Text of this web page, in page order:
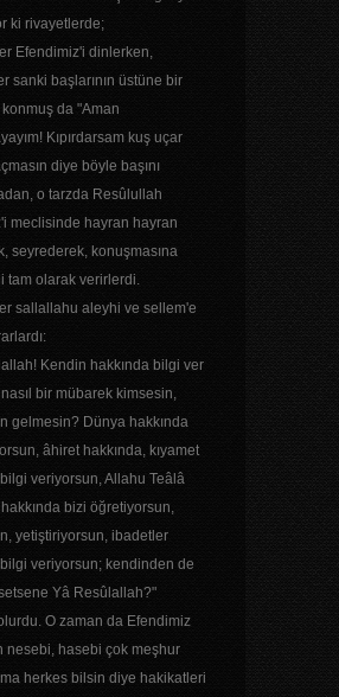
ki rivayetlerde;
Efendimiz'i dinlerken,
sanki başlarının üstüne bir
da "Aman
Kıpırdarsam kuş uçar
diye böyle başını
o tarzda Resûlullah
meclisinde hayran hayran
seyrederek, konuşmasına
tam olarak verirlerdi.
sallallahu aleyhi ve sellem'e
Kendin hakkında bilgi ver
bir mübarek kimsesin,
gelmesin? Dünya hakkında
âhiret hakkında, kıyamet
bilgi veriyorsun, Allahu Teâlâ
bizi öğretiyorsun,
yetiştiriyorsun, ibadetler
bilgi veriyorsun; kendinden de
Yâ Resûlallah?"
O zaman da Efendimiz
nesebi, hasebi çok meşhur
herkes bilsin diye hakikatleri